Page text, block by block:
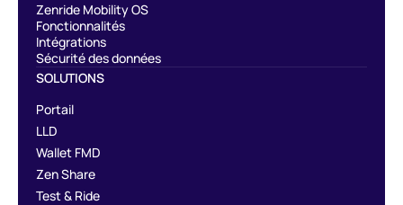
Zenride Mobility OS
Fonctionnalités
Intégrations
Sécurité des données
SOLUTIONS
Portail
LLD
Wallet FMD
Zen Share
Test & Ride